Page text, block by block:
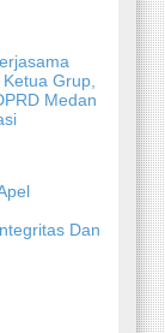
Grup,
Medan
Dan